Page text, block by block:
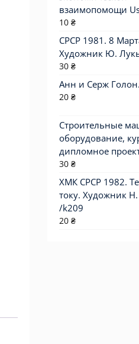
взаимопомощи
10 ₴
СРСР 1981. 8
Художник Ю.
30 ₴
Анн и Серж
20 ₴
Строительные
оборудование,
дипломное
30 ₴
ХМК СРСР 1982.
току. Художник
/k209
20 ₴